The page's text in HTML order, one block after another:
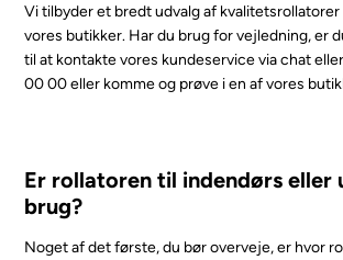
Vi tilbyder et bredt udvalg af kvalitetsrollatorer
vores butikker. Har du brug for vejledning, er
til at kontakte vores kundeservice via chat
00 00 eller komme og prøve i en af vores
Er rollatoren til indendørs eller
brug?
Noget af det første, du bør overveje, er hvor